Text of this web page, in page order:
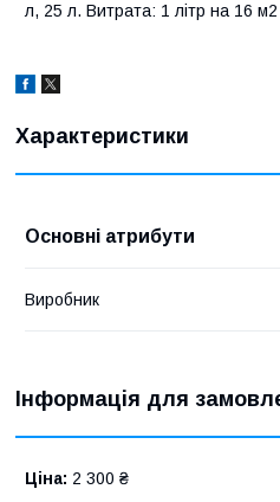
л, 25 л. Витрата: 1 літр на 16
Характеристики
Основні атрибути
Виробник
Інформація для
Ціна: 2 300 ₴